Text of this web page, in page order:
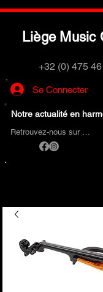
Liège M usic
+32 (0) 475
Se Connecter
Notre actualité en
Retrouvez-nous sur …